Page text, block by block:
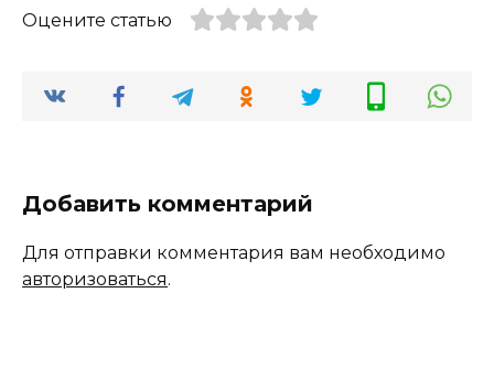
Оцените статью
Добавить комментарий
Для отправки комментария вам необходимо
авторизоваться.